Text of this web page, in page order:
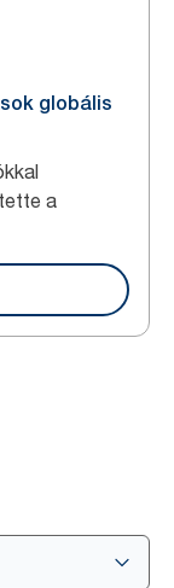
globális
a